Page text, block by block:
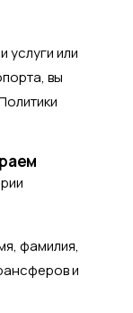
услуги или
вы
фамилия,
и